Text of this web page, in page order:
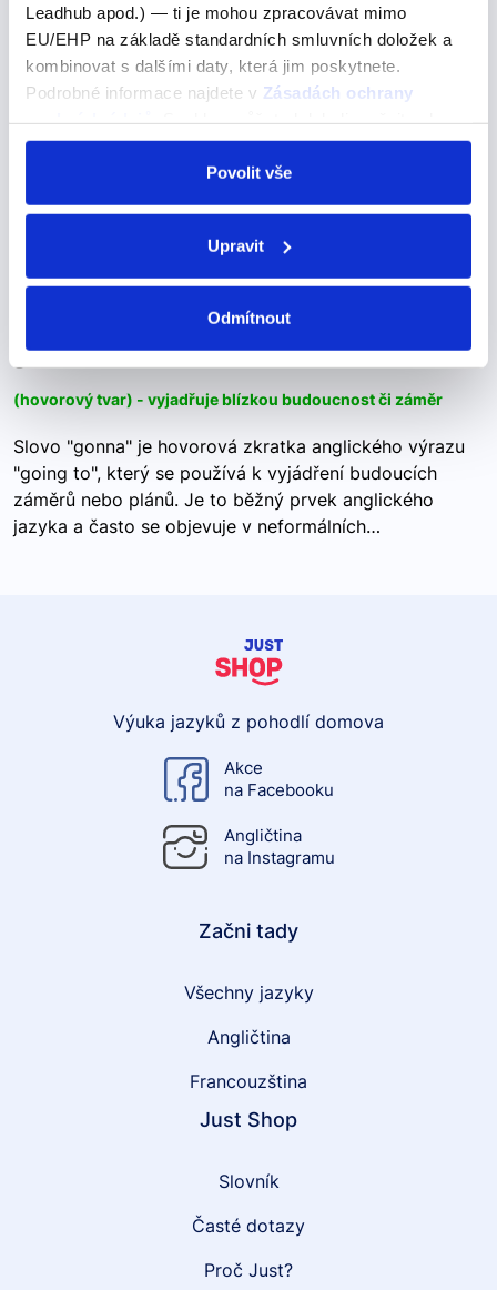
Leadhub apod.) — ti je mohou zpracovávat mimo
EU/EHP na základě standardních smluvních doložek a
kombinovat s dalšími daty, která jim poskytnete.
Podrobné informace najdete v Zásadách ochrany
odvolat v nastavení cookies, případně se obrátit na
Povolit vše
Upravit
Odmítnout
ask
Použití slovesa "ask" v angličtině Sloveso "ask" se
žádosti, dotazy. Vysvětlení věty "Can you ask her to
come down?" "Ask" zde znamená "požádat"…
gonna
gonna
(hovorový tvar) - vyjadřuje blízkou budoucnost či záměr
Slovo "gonna" je hovorová zkratka anglického výrazu
"going to", který se používá k vyjádření budoucích
záměrů nebo plánů. Je to běžný prvek anglického
jazyka a často se objevuje v neformálních…
Výuka jazyků z pohodlí domova
Akce
na Facebooku
Angličtina
na Instagramu
Začni tady
Všechny jazyky
Angličtina
Francouzština
Just Shop
Slovník
Časté dotazy
Proč Just?